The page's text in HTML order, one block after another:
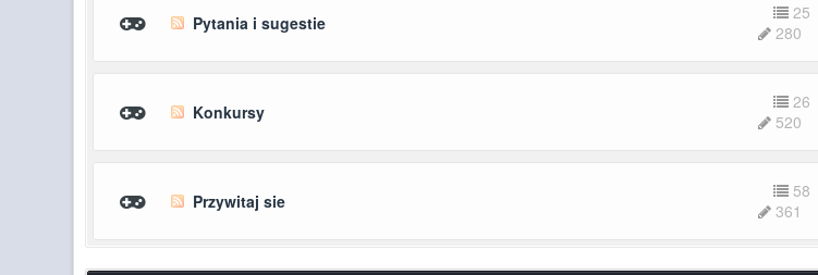
Pytania i sugestie
25
280
Konkursy
26
520
Przywitaj sie
58
361